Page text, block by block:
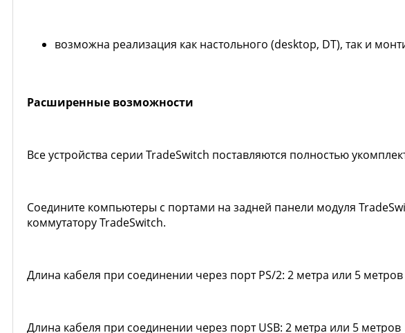
возможна реализация как настольного (desktop, DT), так и
Расширенные возможности
Все устройства серии TradeSwitch поставляются полностью
Соедините компьютеры с портами на задней панели модуля
коммутатору TradeSwitch.
Длина кабеля при соединении через порт PS/2: 2 метра или 5 метров
Длина кабеля при соединении через порт USB: 2 метра или 5 метров